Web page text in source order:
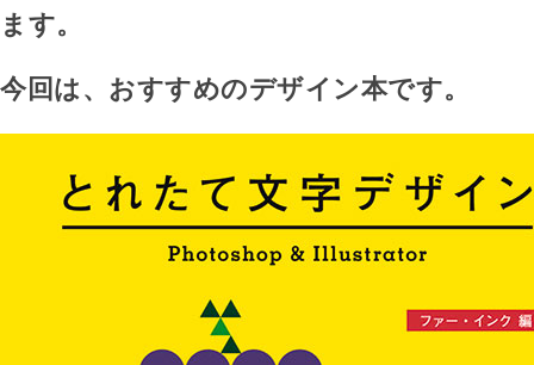
ます。
今回は、おすすめのデザイン本です。